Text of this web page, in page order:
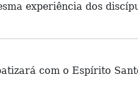
experiência dos
com o Espírito